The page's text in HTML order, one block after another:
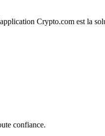
Crypto.com est la
confiance.